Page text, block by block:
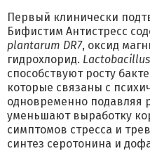
Первый клинически
Бифистим Антистресс
plantarum DR7, оксид
гидрохлорид.
способствуют росту
которые связаны с
одновременно подавляя
уменьшают выработку
симптомов стресса и
синтез серотонина и